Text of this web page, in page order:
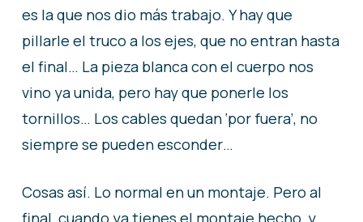
es la que nos dio más trabajo. Y hay que
pillarle el truco a los ejes, que no entran hasta
el final… La pieza blanca con el cuerpo nos
vino ya unida, pero hay que ponerle los
tornillos… Los cables quedan ‘por fuera’, no
siempre se pueden esconder…
Cosas así. Lo normal en un montaje. Pero al